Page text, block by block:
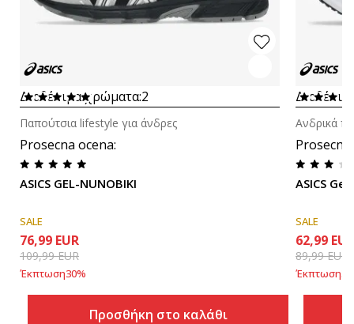
Διαθέσιμα χρώματα:2
Prosecna ocena:
ASICS GEL-NUNOBIKI
Παπούτσια lifestyle για άνδρες
SALE
76,99 EUR
109,99EUR
Έκπτωση30%
Προσθήκη στο καλάθι
ASICS
Ανδρικά
SALE
62,99 EUR
89,99EUR
Έκπτωση30